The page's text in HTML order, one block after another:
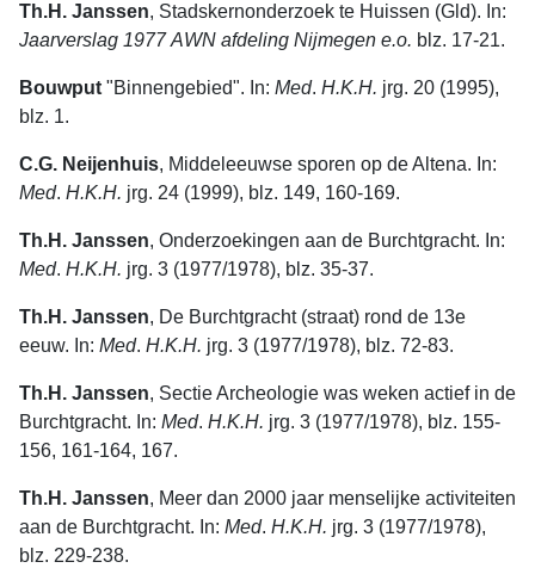
Th.H. Janssen, Stadskernonderzoek te Huissen (Gld). In:
Jaarverslag 1977 AWN afdeling Nijmegen e.o. blz. 17-21.
Bouwput "Binnengebied". In: Med. H.K.H. jrg. 20 (1995),
blz. 1.
C.G. Neijenhuis, Middeleeuwse sporen op de Altena. In:
Med. H.K.H. jrg. 24 (1999), blz. 149, 160-169.
Th.H. Janssen, Onderzoekingen aan de Burchtgracht. In:
Med. H.K.H. jrg. 3 (1977/1978), blz. 35-37.
Th.H. Janssen, De Burchtgracht (straat) rond de 13e
eeuw. In: Med. H.K.H. jrg. 3 (1977/1978), blz. 72-83.
Th.H. Janssen, Sectie Archeologie was weken actief in de
Burchtgracht. In: Med. H.K.H. jrg. 3 (1977/1978), blz. 155-
156, 161-164, 167.
Th.H. Janssen, Meer dan 2000 jaar menselijke activiteiten
aan de Burcht­gracht. In: Med. H.K.H. jrg. 3 (1977/1978),
blz. 229-238.